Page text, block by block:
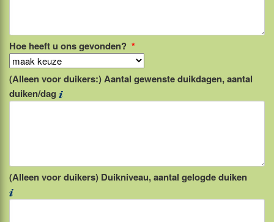
Hoe heeft u ons gevonden? *
(Alleen voor duikers:) Aantal gewenste duikdagen, aantal
duiken/dag
(Alleen voor duikers) Duikniveau, aantal gelogde duiken